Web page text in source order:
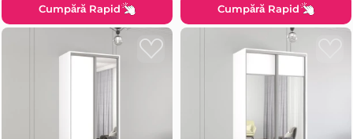
Cumpără Rapid Cumpără Rapid